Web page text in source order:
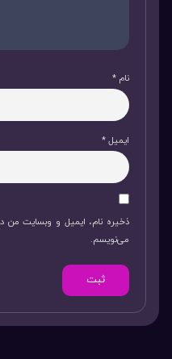
نام *
ایمیل*
ذخیره نام، ایمیل و وبسایت من
می‌نویسم.